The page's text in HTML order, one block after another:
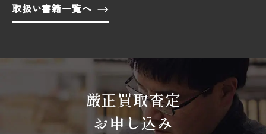
取扱い書籍一覧へ
厳正買取査定
お申し込み